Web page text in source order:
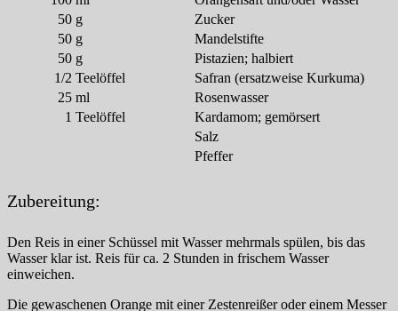
50 g
Zucker
50 g
Mandelstifte
50 g
Pistazien; halbiert
1/2 Teelöffel
Safran (ersatzweise Kurkuma)
25 ml
Rosenwasser
1 Teelöffel
Kardamom; gemörsert
Salz
Pfeffer
Zubereitung:
Den Reis in einer Schüssel mit Wasser mehrmals spülen, bis das
Wasser klar ist. Reis für ca. 2 Stunden in frischem Wasser
einweichen.
Die gewaschenen Orange mit einer Zestenreißer oder einem Messer